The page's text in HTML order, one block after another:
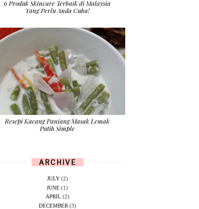
6 Produk Skincare Terbaik di Malaysia
Yang Perlu Anda Cuba!
Resepi Kacang Panjang Masak Lemak
Putih Simple
ARCHIVE
JULY(2)
JUNE (1)
APRIL (2)
DECEMBER (3)